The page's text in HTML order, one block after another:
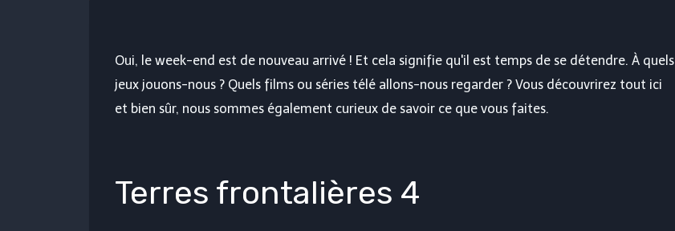
Oui, le week-end est de nouveau arrivé ! Et cela signifie qu'il est temps de se détendre. À quels
jeux jouons-nous ? Quels films ou séries télé allons-nous regarder ? Vous découvrirez tout ici
et bien sûr, nous sommes également curieux de savoir ce que vous faites.
Terres frontalières 4